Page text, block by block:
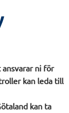
ni för
kan leda till
kan ta